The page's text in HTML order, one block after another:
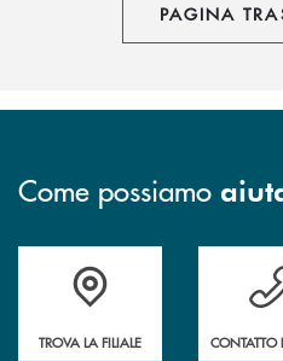
PAGINA
Come possiamo
Accedi all' elenco completo delle
TROVA LA FILIALE
Hai
CONTATTO